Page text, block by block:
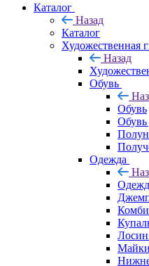
Каталог
Назад
Каталог
Художественная
Назад
Обувь
Обувь
Обувь
Одежда